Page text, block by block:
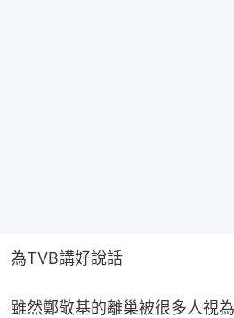
為TVB講好說話
雖然鄭敬基的離巢被很多人視